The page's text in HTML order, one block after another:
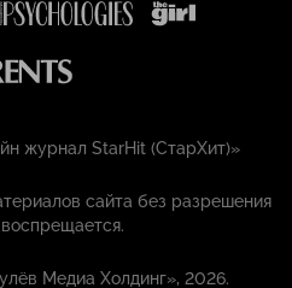
журнал StarHit (СтарХит)»
сайта без разрешения
Медиа Холдинг», 2026.